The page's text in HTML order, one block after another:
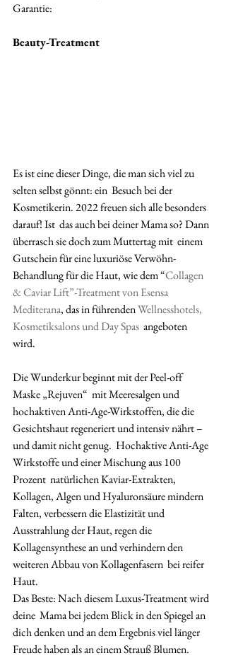
Garantie:
Beauty-Treatment
Es ist eine dieser Dinge, die man sich viel zu
selten selbst gönnt: ein  Besuch bei der
Kosmetikerin. 2022 freuen sich alle besonders
darauf! Ist  das auch bei deiner Mama so? Dann
überrasch sie doch zum Muttertag mit  einem
Gutschein für eine luxuriöse Verwöhn-
Behandlung für die Haut, wie dem “Collagen
& Caviar Lift”-Treatment von Esensa
Mediterana, das in führenden Wellnesshotels,
Kosmetiksalons und Day Spas
  angeboten
wird.
Die Wunderkur beginnt mit der Peel-off
Maske „Rejuven“  mit Meeresalgen und
hochaktiven Anti-Age-Wirkstoffen, die die
Gesichtshaut regeneriert und intensiv nährt –
und damit nicht genug.  Hochaktive Anti-Age
Wirkstoffe und einer Mischung aus 100
Prozent  natürlichen Kaviar-Extrakten,
Kollagen, Algen und Hyaluronsäure mindern
Falten, verbessern die Elastizität und
Ausstrahlung der Haut, regen die
Kollagensynthese an und verhindern den
weiteren Abbau von Kollagenfasern  bei reifer
Haut.
Das Beste: Nach diesem Luxus-Treatment wird
deine  Mama bei jedem Blick in den Spiegel an
dich denken und an dem Ergebnis viel länger
Freude haben als an einem Strauß Blumen.